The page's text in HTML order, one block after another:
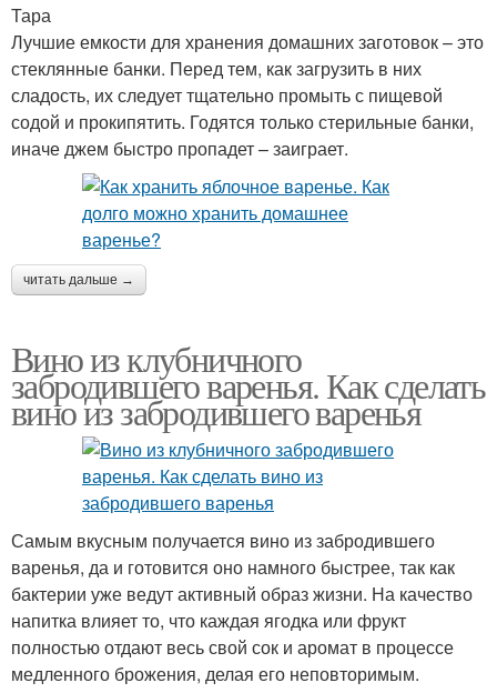
Тара
Лучшие емкости для хранения домашних заготовок – это
стеклянные банки. Перед тем, как загрузить в них
сладость, их следует тщательно промыть с пищевой
содой и прокипятить. Годятся только стерильные банки,
иначе джем быстро пропадет – заиграет.
читать дальше →
Вино из клубничного
забродившего варенья. Как сделать
вино из забродившего варенья
Самым вкусным получается вино из забродившего
варенья, да и готовится оно намного быстрее, так как
бактерии уже ведут активный образ жизни. На качество
напитка влияет то, что каждая ягодка или фрукт
полностью отдают весь свой сок и аромат в процессе
медленного брожения, делая его неповторимым.